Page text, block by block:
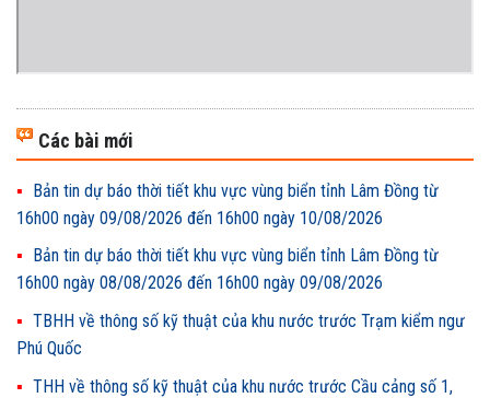
Các bài mới
Bản tin dự báo thời tiết khu vực vùng biển tỉnh Lâm Đồng từ
16h00 ngày 09/08/2026 đến 16h00 ngày 10/08/2026
Bản tin dự báo thời tiết khu vực vùng biển tỉnh Lâm Đồng từ
16h00 ngày 08/08/2026 đến 16h00 ngày 09/08/2026
TBHH về thông số kỹ thuật của khu nước trước Trạm kiểm ngư
Phú Quốc
THH về thông số kỹ thuật của khu nước trước Cầu cảng số 1,